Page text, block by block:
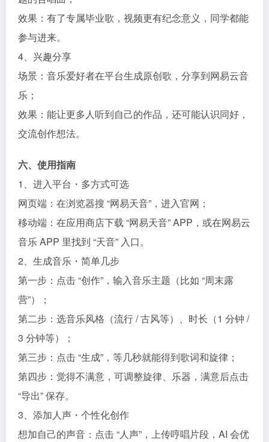
效果：有了专属毕业歌，视频更有纪念意义，同学都能
参与进来。​
4、兴趣分享​
场景：音乐爱好者在平台生成原创歌，分享到网易云音
乐；​
效果：能让更多人听到自己的作品，还可能认识同好，
交流创作想法。​
六、使用指南​
1、进入平台・多方式可选​
网页端：在浏览器搜 “网易天音”，进入官网；​
移动端：在应用商店下载 “网易天音” APP，或在网易云
音乐 APP 里找到 “天音” 入口。​
2、生成音乐・简单几步​
第一步：点击 “创作”，输入音乐主题（比如 “周末露
营”）；​
第二步：选音乐风格（流行 / 古风等）、时长（1 分钟 /
3 分钟等）；​
第三步：点击 “生成”，等几秒就能得到歌词和旋律；​
第四步：觉得不满意，可调整旋律、乐器，满意后点击
“导出” 保存。​
3、添加人声・个性化创作​
想加自己的声音：点击 “人声”，上传哼唱片段，AI 会优